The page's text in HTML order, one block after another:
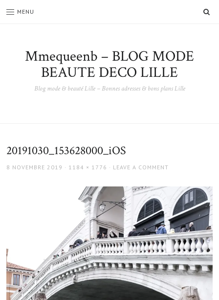
MENU
Mmequeenb – BLOG MODE
BEAUTE DECO LILLE
Blog mode & beauté Lille – Bonnes adresses & bons plans Lille
20191030_153628000_iOS
POSTED
8 NOVEMBRE 2019
FULL
1184 × 1776 LEAVE A COMMENT